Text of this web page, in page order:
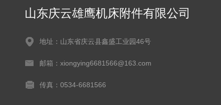
山东庆云雄鹰机床附件有限公司
地址：山东省庆云县鑫盛工业园46号
邮箱：xiongying6681566@163.com
传真：0534-6681566